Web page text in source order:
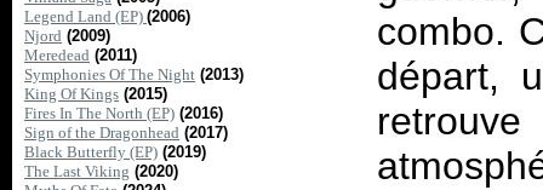
Legend Land (EP) (2006)
Njord (2009)
Meredead (2011)
Symphonies Of The Night (2013)
King Of Kings (2015)
Fires In The North (EP) (2016)
Sign of the Dragonhead (2017)
Black Butterfly (EP) (2019)
The Last Viking (2020)
combo.
départ,